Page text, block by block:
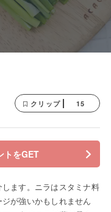
クリップ 15
トをGET
ます。ニラはスタミナ料
が強いかもしれません